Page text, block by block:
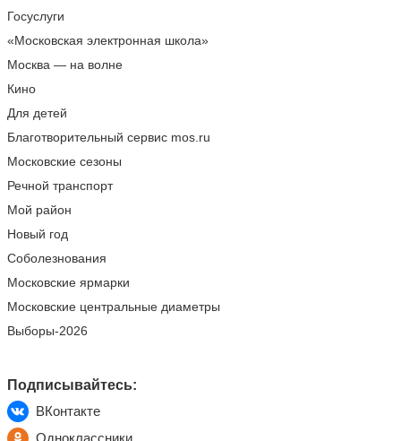
Госуслуги
«Московская электронная школа»
Москва — на волне
Кино
Для детей
Благотворительный сервис mos.ru
Московские сезоны
Речной транспорт
Мой район
Новый год
Соболезнования
Московские ярмарки
Московские центральные диаметры
Выборы-2026
Подписывайтесь:
ВКонтакте
Одноклассники